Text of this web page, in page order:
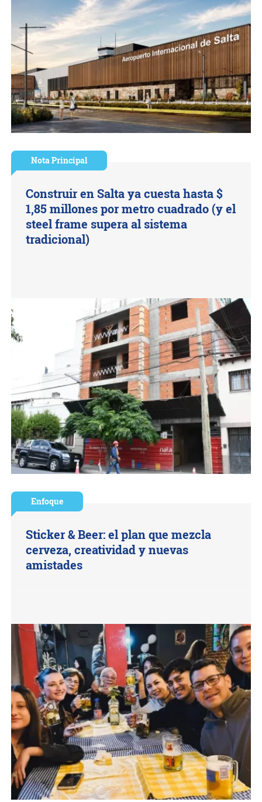
Nota Principal
Construir en Salta ya cuesta hasta $
1,85 millones por metro cuadrado (y el
steel frame supera al sistema
tradicional)
Enfoque
Sticker & Beer: el plan que mezcla
cerveza, creatividad y nuevas
amistades